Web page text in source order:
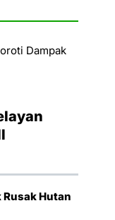
Rusak Hutan